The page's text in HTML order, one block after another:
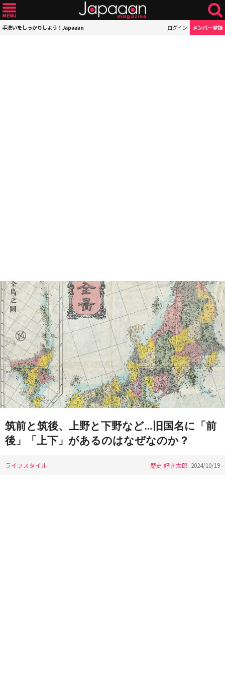
手洗いをしっかりしよう！Japaaan ログイン メンバー登録
筑前と筑後、上野と下野など…旧国名に「前
後」「上下」があるのはなぜなのか？
ライフスタイル 歴史 好き太郎 2024/10/19